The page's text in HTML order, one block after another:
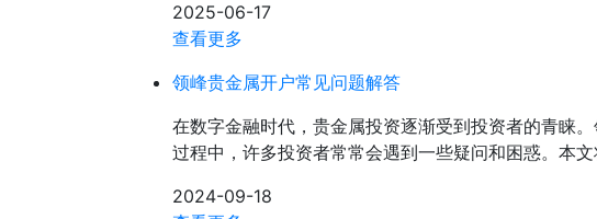
2025-06-17
查看更多
领峰贵金属开户常见问题解答
在数字金融时代，贵金属投资逐渐受到投资者的青睐
过程中，许多投资者常常会遇到一些疑问和困惑。本
2024-09-18